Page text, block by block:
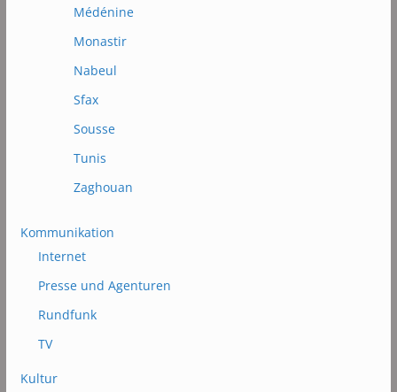
Médénine
Monastir
Nabeul
Sfax
Sousse
Tunis
Zaghouan
Kommunikation
Internet
Presse und Agenturen
Rundfunk
TV
Kultur